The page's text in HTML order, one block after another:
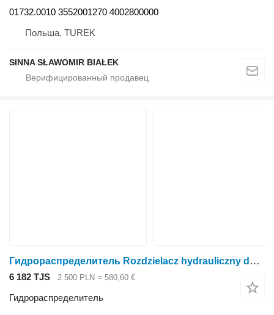
01732.0010 3552001270 4002800000
Польша, TUREK
SINNA SŁAWOMIR BIAŁEK
Гидрораспределитель Rozdzielacz hydrauliczny do tura faucheuxa stoll quicke schaffer для трактора колесного
6 182 TJS 2 500 PLN ≈ 580,60 €
Гидрораспределитель